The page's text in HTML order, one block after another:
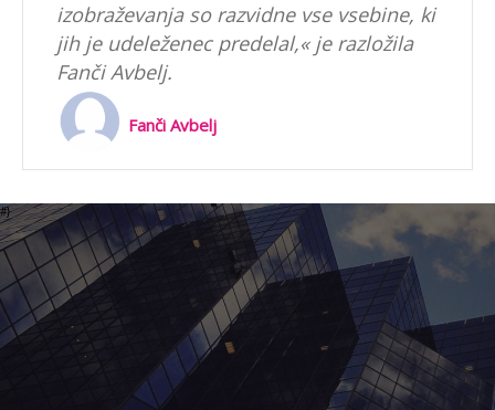
izobraževanja so razvidne vse vsebine, ki
jih je udeleženec predelal,« je razložila
Fanči Avbelj.
Fanči Avbelj
#}